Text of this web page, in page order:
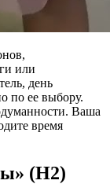
или
день
по ее выбору.
Ваша
время
(H2)